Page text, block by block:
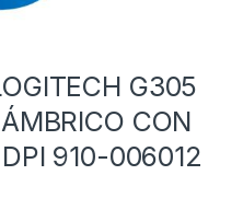
G305
CON
910-006012